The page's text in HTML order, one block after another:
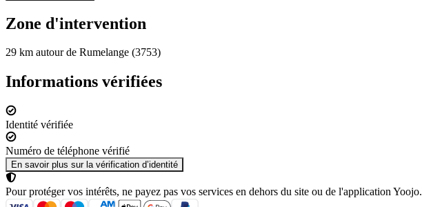
Zone d'intervention
29 km autour de Rumelange (3753)
Informations vérifiées
Identité vérifiée
Numéro de téléphone vérifié
En savoir plus sur la vérification d’identité
Pour protéger vos intérêts, ne payez pas vos services en dehors du site ou de l'application Yoojo.